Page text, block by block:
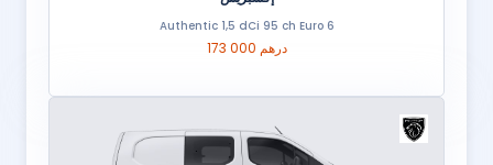
Authentic 1,5 dCi 95 ch Euro 6
173 000 درهم